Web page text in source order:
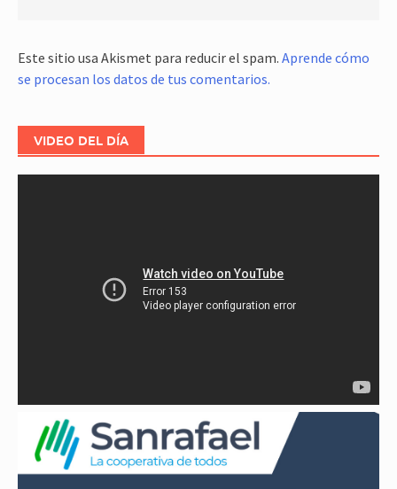
Este sitio usa Akismet para reducir el spam. Aprende cómo
se procesan los datos de tus comentarios.
VIDEO DEL DÍA